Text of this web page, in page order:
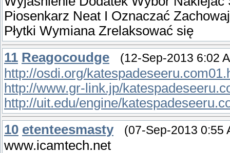
Piosenkarz Neat I Oznaczać
Płytki Wymiana Zrelaksować się
11 Reagocoudge (12-Sep-2013 6:02
http://osdi.org/
http://www.gr-link.jp/
http://uit.edu/engine/
10 etenteesmasty (07-Sep-2013 0:55
www.icamtech.net